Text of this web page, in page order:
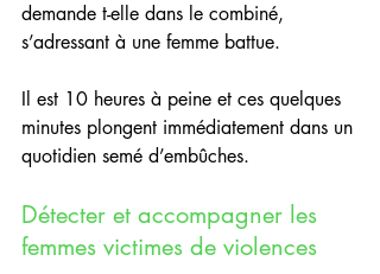
demande t-elle dans le combiné,
s’adressant à une femme battue.
Il est 10 heures à peine et ces quelques
minutes plongent immédiatement dans un
quotidien semé d’embûches.
Détecter et accompagner les
femmes victimes de violences